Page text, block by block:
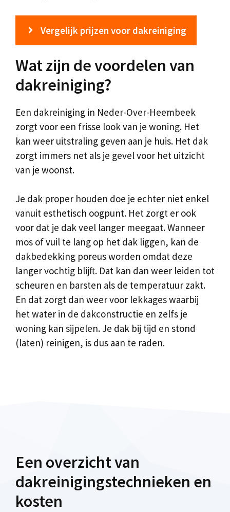
Vergelijk prijzen voor dakreiniging
Wat zijn de voordelen van
dakreiniging?
Een dakreiniging in Neder-Over-Heembeek
zorgt voor een frisse look van je woning. Het
kan weer uitstraling geven aan je huis. Het dak
zorgt immers net als je gevel voor het uitzicht
van je woonst.
Je dak proper houden doe je echter niet enkel
vanuit esthetisch oogpunt. Het zorgt er ook
voor dat je dak veel langer meegaat. Wanneer
mos of vuil te lang op het dak liggen, kan de
dakbedekking poreus worden omdat deze
langer vochtig blijft. Dat kan dan weer leiden tot
scheuren en barsten als de temperatuur zakt.
En dat zorgt dan weer voor lekkages waarbij
het water in de dakconstructie en zelfs je
woning kan sijpelen. Je dak bij tijd en stond
(laten) reinigen, is dus aan te raden.
Een overzicht van
dakreinigingstechnieken en
kosten